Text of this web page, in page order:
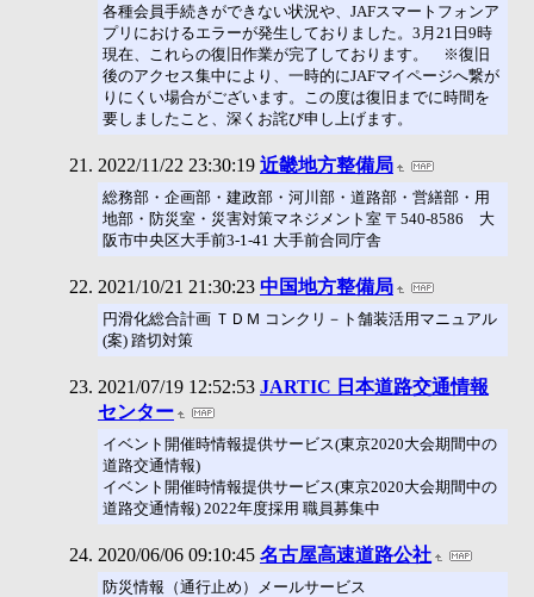
各種会員手続きができない状況や、JAFスマートフォンア
プリにおけるエラーが発生しておりました。3月21日9時
現在、これらの復旧作業が完了しております。 ※復旧
後のアクセス集中により、一時的にJAFマイページへ繋が
りにくい場合がございます。この度は復旧までに時間を
要しましたこと、深くお詫び申し上げます。
2022/11/22 23:30:19 近畿地方整備局
総務部・企画部・建政部・河川部・道路部・営繕部・用
地部・防災室・災害対策マネジメント室 〒540-8586 大
阪市中央区大手前3-1-41 大手前合同庁舎
2021/10/21 21:30:23 中国地方整備局
円滑化総合計画 ＴＤＭ コンクリ－ト舗装活用マニュアル
(案) 踏切対策
2021/07/19 12:52:53 JARTIC 日本道路交通情報
センター
イベント開催時情報提供サービス(東京2020大会期間中の
道路交通情報)
イベント開催時情報提供サービス(東京2020大会期間中の
道路交通情報) 2022年度採用 職員募集中
2020/06/06 09:10:45 名古屋高速道路公社
防災情報（通行止め）メールサービス